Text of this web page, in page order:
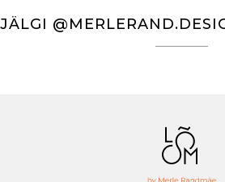
JÄLGI